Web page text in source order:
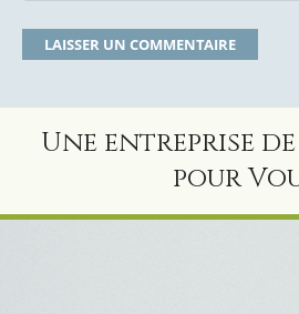
Une entreprise
pour